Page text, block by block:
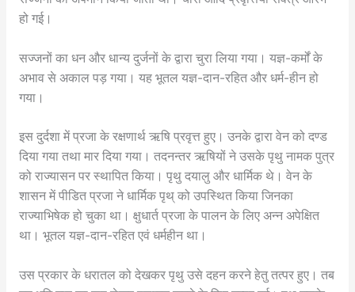
हो गई।
सज्जनों का धन और धान्य दुर्जनों के द्वारा चुरा लिया गया। यज्ञ-कर्मों के
अभाव से अकाल पड़ गया। यह भूतल यज्ञ-दान-रहित और धर्म-हीन हो
गया।
इस दुर्दशा में प्रजा के रक्षणार्थ ऋषि प्रवृत्त हुए। उनके द्वारा वेन को दण्ड
दिया गया तथा मार दिया गया। तदनन्तर ऋषियों ने उसके पृथु नामक पुत्र
को राज्यासन पर स्थापित किया। पृथु दयालु और धार्मिक थे। वेन के
शासन में पीडित प्रजा ने धार्मिक पृथ् को उपस्थित किया जिनका
राज्याभिषेक हो चुका था। क्षुधार्त प्रजा के पालन के लिए अन्न अपेक्षित
था। भूतल यज्ञ-दान-रहित एवं धर्महीन था।
उस प्रकार के धरातल को देखकर पृथु उसे दहन करने हेतु तत्पर हुए। तब